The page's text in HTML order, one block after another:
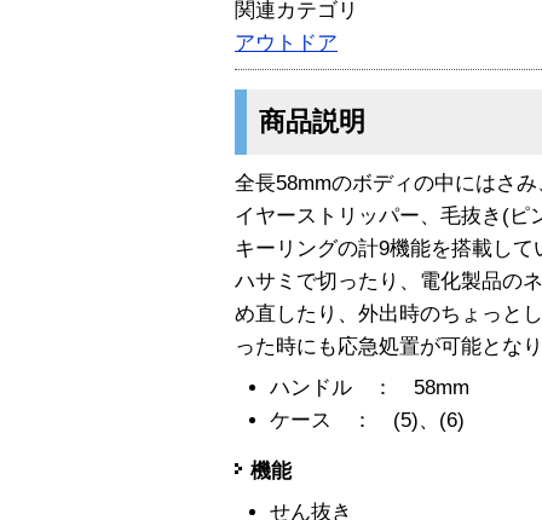
関連カテゴリ
アウトドア
商品説明
全長58mmのボディの中にはさ
イヤーストリッパー、毛抜き(ピ
キーリングの計9機能を搭載し
ハサミで切ったり、電化製品の
め直したり、外出時のちょっと
った時にも応急処置が可能とな
ハンドル ： 58mm
ケース ： (5)、(6)
機能
せん抜き